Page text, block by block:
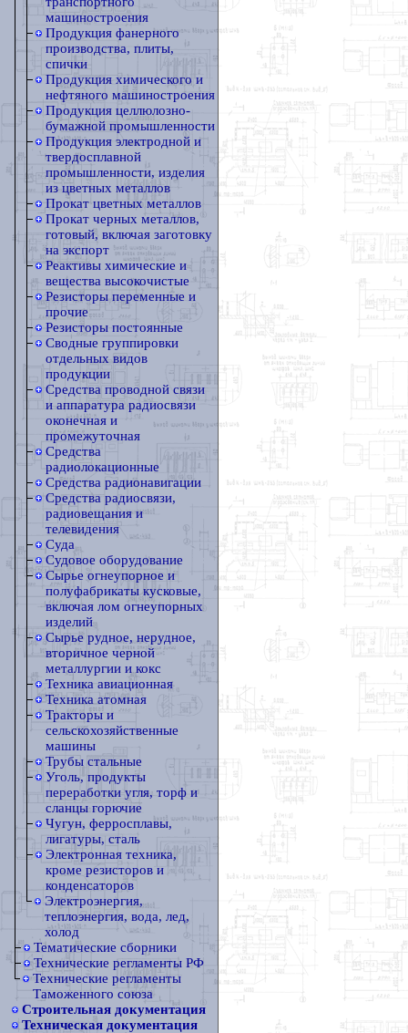
машиностроения
Продукция фанерного
производства, плиты,
спички
Продукция химического и
нефтяного машиностроения
Продукция целлюлозно-
бумажной промышленности
Продукция электродной и
твердосплавной
промышленности, изделия
из цветных металлов
Прокат цветных металлов
Прокат черных металлов,
готовый, включая заготовку
на экспорт
Реактивы химические и
вещества высокочистые
Резисторы переменные и
прочие
Резисторы постоянные
Сводные группировки
отдельных видов
продукции
Средства проводной связи
и аппаратура радиосвязи
оконечная и
промежуточная
Средства
радиолокационные
Средства радионавигации
Средства радиосвязи,
радиовещания и
телевидения
Суда
Судовое оборудование
Сырье огнеупорное и
полуфабрикаты кусковые,
включая лом огнеупорных
изделий
Сырье рудное, нерудное,
вторичное черной
металлургии и кокс
Техника авиационная
Техника атомная
Тракторы и
сельскохозяйственные
машины
Трубы стальные
Уголь, продукты
переработки угля, торф и
сланцы горючие
Чугун, ферросплавы,
лигатуры, сталь
Электронная техника,
кроме резисторов и
конденсаторов
Электроэнергия,
теплоэнергия, вода, лед,
холод
Тематические сборники
Технические регламенты РФ
Технические регламенты
Таможенного союза
Строительная документация
Техническая документация